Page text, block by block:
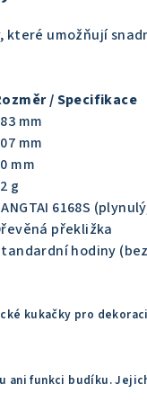
které umožňují
/ Specifikace
mm
mm
mm
g
6168S
překližka
hodiny
kukačky pro
ani funkci budíku.